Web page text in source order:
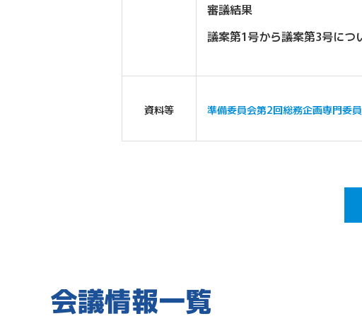
審議結果
議案第1号から議案第3号につ
資料等 準備委員会第2回総務企画専門委
会議情報一覧